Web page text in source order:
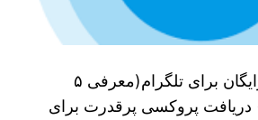
نصب فیلترشکن رایگان برای تلگرام(معرفی ۵
دریافت پروکسی پرقدرت برای